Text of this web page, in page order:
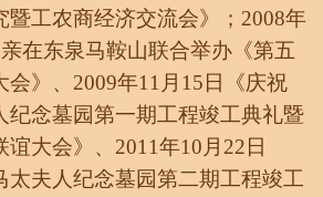
暨工农商经济交流会》；2008年
在东泉马鞍山联合举办《第五
会》、2009年11月15日《庆祝
纪念墓园第一期工程竣工典礼暨
大会》、2011年10月22日
太夫人纪念墓园第二期工程竣工